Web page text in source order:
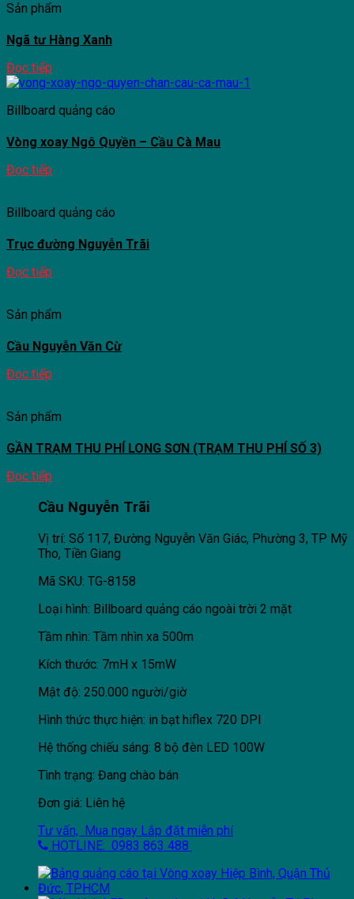
Sản phẩm
Ngã tư Hàng Xanh
Đọc tiếp
Billboard quảng cáo
Vòng xoay Ngô Quyền – Cầu Cà Mau
Đọc tiếp
Billboard quảng cáo
Trục đường Nguyễn Trãi
Đọc tiếp
Sản phẩm
Cầu Nguyễn Văn Cừ
Đọc tiếp
Sản phẩm
GẦN TRẠM THU PHÍ LONG SƠN (TRẠM THU PHÍ SỐ 3)
Đọc tiếp
Cầu Nguyễn Trãi
Vị trí: Số 117, Đường Nguyễn Văn Giác, Phường 3, TP Mỹ
Tho, Tiền Giang
Mã SKU: TG-8158
Loại hình: Billboard quảng cáo ngoài trời 2 mặt
Tầm nhìn: Tầm nhìn xa 500m
Kích thước: 7mH x 15mW
Mật độ: 250.000 người/giờ
Hình thức thực hiện: in bạt hiflex 720 DPI
Hệ thống chiếu sáng: 8 bộ đèn LED 100W
Tình trạng: Đang chào bán
Đơn giá: Liên hệ
Tư vấn, Mua ngay Lắp đặt miễn phí
HOTLINE: 0983 863 488